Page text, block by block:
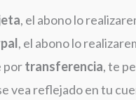
, el abono lo
, el abono lo
portransferencia, te
vea reflejado en tu